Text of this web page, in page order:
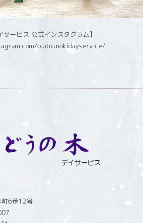
サービス 公式インスタグラム】
budounokidayservice/
町6番12号